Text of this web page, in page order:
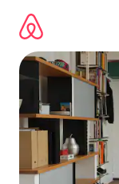
para
conteúdo